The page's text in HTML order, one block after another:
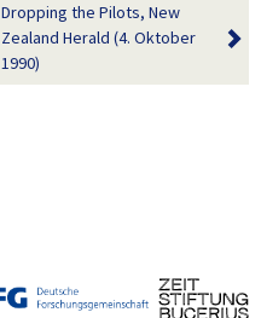
Dropping the Pilots, New
Zealand Herald (4. Oktober
1990)